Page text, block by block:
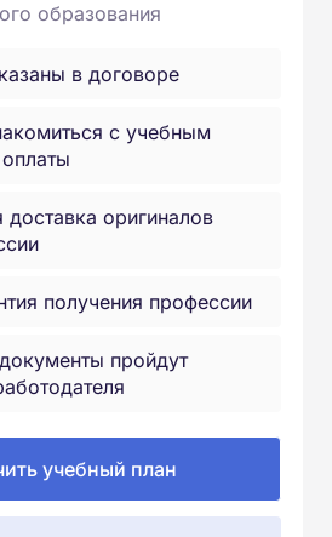
образования
в договоре
с учебным
доставка оригиналов
получения профессии
пройдут
учебный план